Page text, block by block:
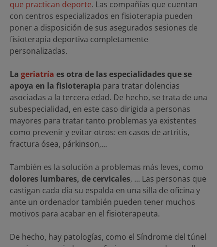
que practican deporte. Las compañías que cuentan
con centros especializados en fisioterapia pueden
poner a disposición de sus asegurados sesiones de
fisioterapia deportiva completamente
personalizadas.
La geriatría es otra de las especialidades que se
apoya en la fisioterapia para tratar dolencias
asociadas a la tercera edad. De hecho, se trata de una
subespecialidad, en este caso dirigida a personas
mayores para tratar tanto problemas ya existentes
como prevenir y evitar otros: en casos de artritis,
fractura ósea, párkinson,...
También es la solución a problemas más leves, como
dolores lumbares, de cervicales, ... Las personas que
castigan cada día su espalda en una silla de oficina y
ante un ordenador también pueden tener muchos
motivos para acabar en el fisioterapeuta.
De hecho, hay patologías, como el Síndrome del túnel